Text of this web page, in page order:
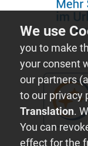
you to make
your consent
our partners
to our privacy
Translation.
You can
effect for the